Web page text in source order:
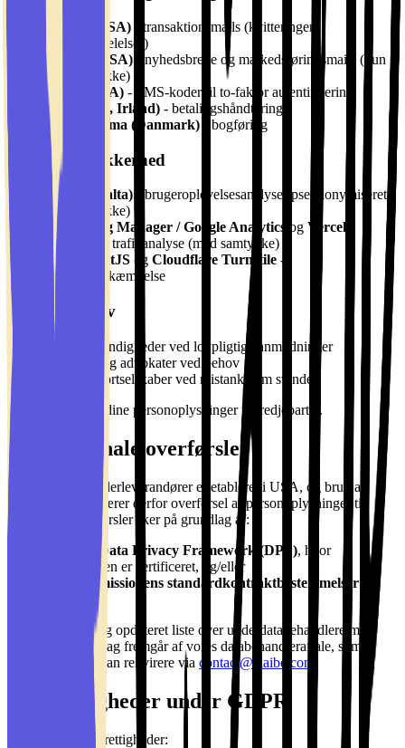
Resend (USA) - transaktionsmails (kvitteringer,
kontomeddelelser)
Klaviyo (USA) - nyhedsbreve og markedsføringsmails (kun
med samtykke)
Twilio (USA) - SMS-koder til to-faktor autentificering
Stripe (EU, Irland) - betalingshåndtering
Dinero/Visma (Danmark) - bogføring
Analyse og sikkerhed
Hotjar (Malta) - brugeroplevelsesanalyse (pseudonymiseret,
med samtykke)
Google Tag Manager / Google Analytics og Vercel
Analytics
- trafikanalyse (med samtykke)
FingerprintJS og Cloudflare Turnstile -
misbrugsbekæmpelse
Juridiske krav
Danske myndigheder ved lovpligtige anmodninger
Revisorer og advokater ved behov
Betalingskortselskaber ved mistanke om svindel
Vi sælger
dine personoplysninger til tredjeparter.
Internationale overførsler
Flere af vores underleverandører er etableret i USA, og brug af
platformen indebærer derfor overførsel af personoplysninger til
USA. Alle overførsler sker på grundlag af:
EU-U.S. Data Privacy Framework (DPF), hvor
leverandøren er certificeret, og/eller
EU-Kommissionens standardkontraktbestemmelser
En fuldstændig og opdateret liste over underdatabehandlere med
overførselsgrundlag fremgår af vores databehandleraftale, som
erhvervskunder kan rekvirere via contact@claibe.com
Dine rettigheder under GDPR
Du har følgende rettigheder: